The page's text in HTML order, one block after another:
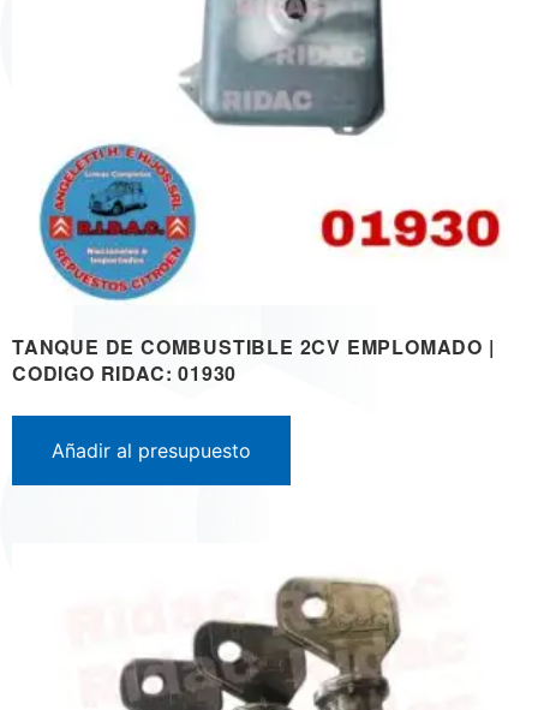
TANQUE DE COMBUSTIBLE 2CV EMPLOMADO |
CODIGO RIDAC: 01930
Añadir al presupuesto